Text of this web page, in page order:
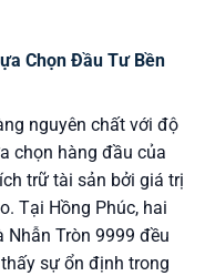
Chọn Đầu Tư Bền
nguyên chất với độ
chọn hàng đầu của
trữ tài sản bởi giá trị
Tại Hồng Phúc, hai
Nhẫn Tròn 9999 đều
sự ổn định trong